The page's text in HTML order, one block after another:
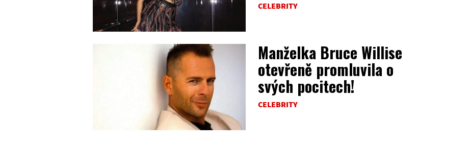
CELEBRITY
Manželka Bruce Willise
otevřeně promluvila o
svých pocitech!
CELEBRITY